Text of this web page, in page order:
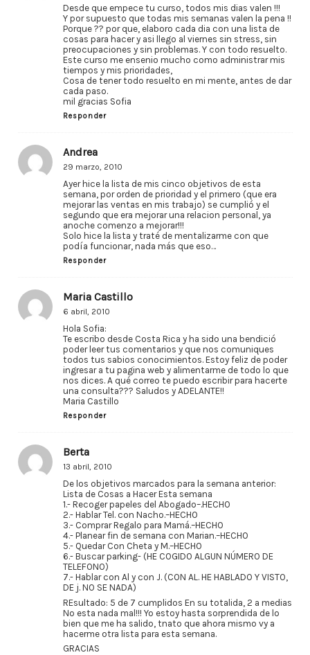
Desde que empece tu curso, todos mis dias valen !!!
Y por supuesto que todas mis semanas valen la pena !!
Porque ?? por que, elaboro cada dia con una lista de
cosas para hacer y asi llego al viernes sin stress, sin
preocupaciones y sin problemas. Y con todo resuelto.
Este curso me ensenio mucho como administrar mis
tiempos y mis prioridades,
Cosa de tener todo resuelto en mi mente, antes de dar
cada paso.
mil gracias Sofia
Responder
Andrea
29 marzo, 2010
Ayer hice la lista de mis cinco objetivos de esta
semana, por orden de prioridad y el primero (que era
mejorar las ventas en mis trabajo) se cumplió y el
segundo que era mejorar una relacion personal, ya
anoche comenzo a mejorar!!!
Solo hice la lista y traté de mentalizarme con que
podía funcionar, nada más que eso…
Responder
Maria Castillo
6 abril, 2010
Hola Sofia:
Te escribo desde Costa Rica y ha sido una bendició
poder leer tus comentarios y que nos comuniques
todos tus sabios conocimientos. Estoy feliz de poder
ingresar a tu pagina web y alimentarme de todo lo que
nos dices. A qué correo te puedo escribir para hacerte
una consulta??? Saludos y ADELANTE!!
Maria Castillo
Responder
Berta
13 abril, 2010
De los objetivos marcados para la semana anterior:
Lista de Cosas a Hacer Esta semana
1.- Recoger papeles del Abogado–.HECHO
2.- Hablar Tel. con Nacho.–HECHO
3.- Comprar Regalo para Mamá.–HECHO
4.- Planear fin de semana con Marian.–HECHO
5.- Quedar Con Cheta y M.–HECHO
6.- Buscar parking- (HE COGIDO ALGUN NÚMERO DE
TELEFONO)
7.- Hablar con Al y con J. (CON AL. HE HABLADO Y VISTO,
DE j. NO SE NADA)
REsultado: 5 de 7 cumplidos En su totalida, 2 a medias
No esta nada mal!!! Yo estoy hasta sorprendida de lo
bien que me ha salido, tnato que ahora mismo vy a
hacerme otra lista para esta semana.
GRACIAS